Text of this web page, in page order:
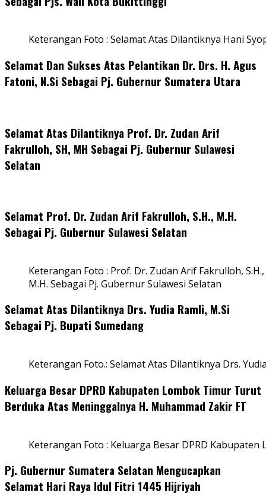
Keterangan Foto : Selamat Atas Dilantiknya Hani
Selamat Dan Sukses Atas Pelantikan Dr. Drs. H. Agus
Fatoni, N.Si Sebagai Pj. Gubernur Sumatera Utara
Selamat Atas Dilantiknya Prof. Dr. Zudan Arif
Fakrulloh, SH, MH Sebagai Pj. Gubernur Sulawesi
Selatan
Selamat Prof. Dr. Zudan Arif Fakrulloh, S.H., M.H.
Sebagai Pj. Gubernur Sulawesi Selatan
Keterangan Foto : Prof. Dr. Zudan Arif Fakrulloh, S.H.,
M.H. Sebagai Pj. Gubernur Sulawesi Selatan
Selamat Atas Dilantiknya Drs. Yudia Ramli, M.Si
Sebagai Pj. Bupati Sumedang
Keterangan Foto.: Selamat Atas Dilantiknya Drs.
Keluarga Besar DPRD Kabupaten Lombok Timur Turut
Berduka Atas Meninggalnya H. Muhammad Zakir FT
Keterangan Foto : Keluarga Besar DPRD
Pj. Gubernur Sumatera Selatan Mengucapkan
Selamat Hari Raya Idul Fitri 1445 Hijriyah